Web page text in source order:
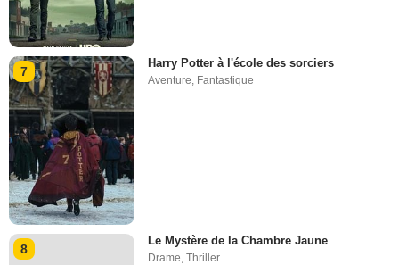
7
Harry Potter à l'école des sorciers
Aventure, Fantastique
8
Le Mystère de la Chambre Jaune
Drame ,Thriller